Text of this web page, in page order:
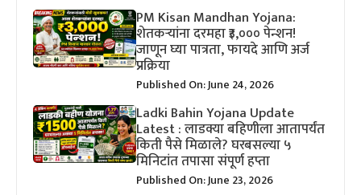
PM Kisan Mandhan Yojana:
शेतकऱ्यांना दरमहा ₹३,००० पेन्शन!
जाणून घ्या पात्रता, फायदे आणि अर्ज
प्रक्रिया
Published On: June 24, 2026
Ladki Bahin Yojana Update
Latest : लाडक्या बहिणीला आतापर्यंत
किती पैसे मिळाले? घरबसल्या ५
मिनिटांत तपासा संपूर्ण हप्ता
Published On: June 23, 2026